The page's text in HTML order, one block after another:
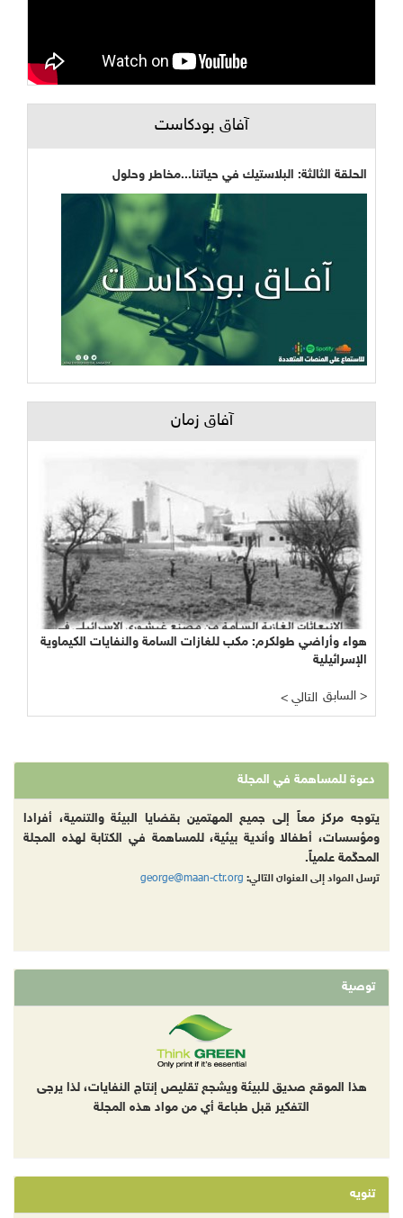
آفاق بودكاست
الحلقة الثالثة: البلاستيك في حياتنا...مخاطر وحلول
آفاق زمان
هواء وأراضي طولكرم: مكب للغازات السامة والنفايات الكيماوية
الإسرائيلية
< التالي السابق >
دعوة للمساهمة في المجلة
يتوجه مركز معاً إلى جميع المهتمين بقضايا البيئة والتنمية، أفرادا
ومؤسسات، أطفالا وأندية بيئية، للمساهمة في الكتابة لهذه المجلة
المحكّمة علمياً.
ترسل المواد إلى العنوان التالي: george@maan-ctr.org
توصية
هذا الموقع صديق للبيئة ويشجع تقليص إنتاج النفايات، لذا يرجى
التفكير قبل طباعة أي من مواد هذه المجلة
تنويه